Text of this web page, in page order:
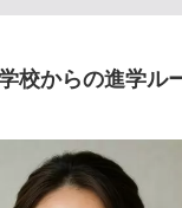
校からの進学ル